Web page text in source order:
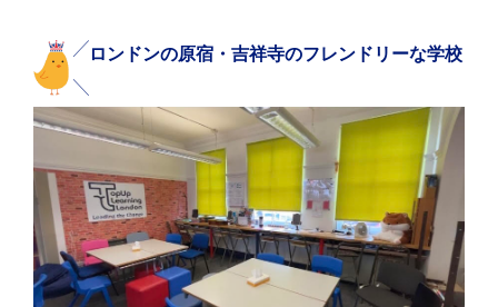
ロンドンの原宿・吉祥寺のフレンドリーな学校